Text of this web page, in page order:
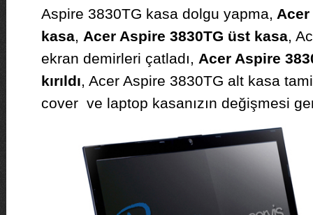
Aspire 3830TG kasa dolgu yapma, Acer
kasa, Acer Aspire 3830TG üst kasa,
ekran demirleri çatladı, Acer Aspire
kırıldı, Acer Aspire 3830TG alt kasa
cover ve laptop kasanızın değişmesi